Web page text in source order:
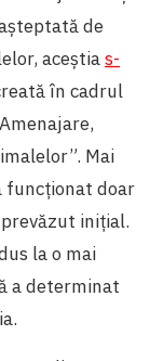
de
aceștias-
în cadrul
Mai
funcționat doar
inițial.
la o mai
a determinat